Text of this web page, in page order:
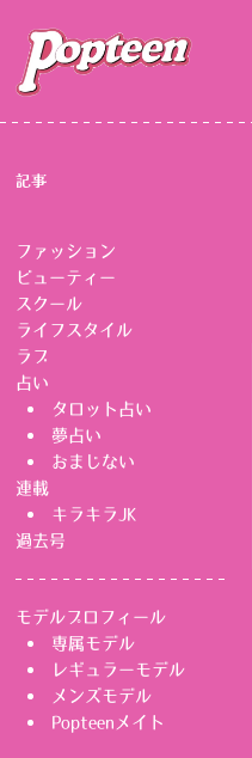
記事
ファッション
ビューティー
スクール
ライフスタイル
ラブ
占い
タロット占い
夢占い
おまじない
連載
キラキラJK
過去号
モデルプロフィール
専属モデル
レギュラーモデル
メンズモデル
Popteenメイト